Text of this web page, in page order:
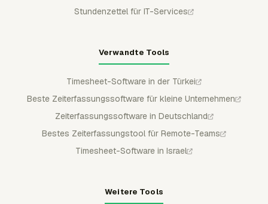
Stundenzettel für IT-Services
Verwandte Tools
Timesheet-Software in der Türkei
Beste Zeiterfassungssoftware für kleine Unternehmen
Zeiterfassungssoftware in Deutschland
Bestes Zeiterfassungstool für Remote-Teams
Timesheet-Software in Israel
Weitere Tools